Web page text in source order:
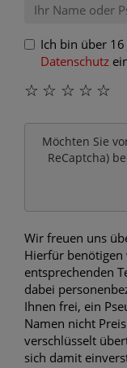
Ich bin über
Datenschutz
☆
☆
☆
☆
☆
Möchten Sie
ReCaptcha)
Wir freuen uns
Hierfür
entsprechenden
dabei
Ihnen frei, ein
Namen nicht
verschlüsselt
sich damit